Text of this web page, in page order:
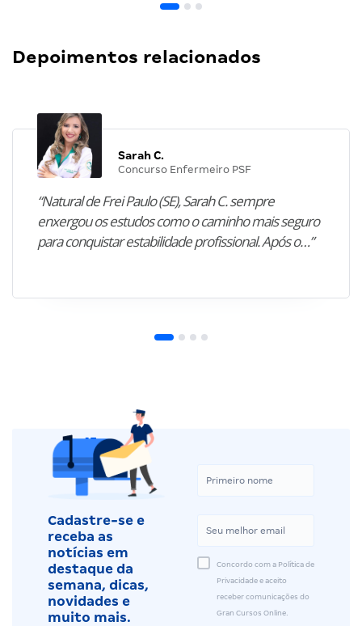
Depoimentos relacionados
Sarah C.
Concurso Enfermeiro PSF
“Natural de Frei Paulo (SE), Sarah C. sempre
enxergou os estudos como o caminho mais seguro
para conquistar estabilidade profissional. Após o…”
Cadastre-se e
receba as
notícias em
destaque da
semana, dicas,
novidades e
muito mais.
Concordo com a Política de
Privacidade e aceito
receber comunicações do
Gran Cursos Online.